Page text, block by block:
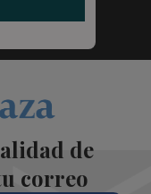
de
correo